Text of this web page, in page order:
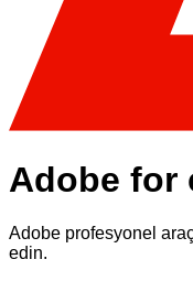
Adobe for
Adobe profesyonel
edin.